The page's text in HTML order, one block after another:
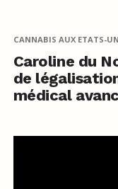
CANNABIS AUX ETATS-
Caroline du
de
médical